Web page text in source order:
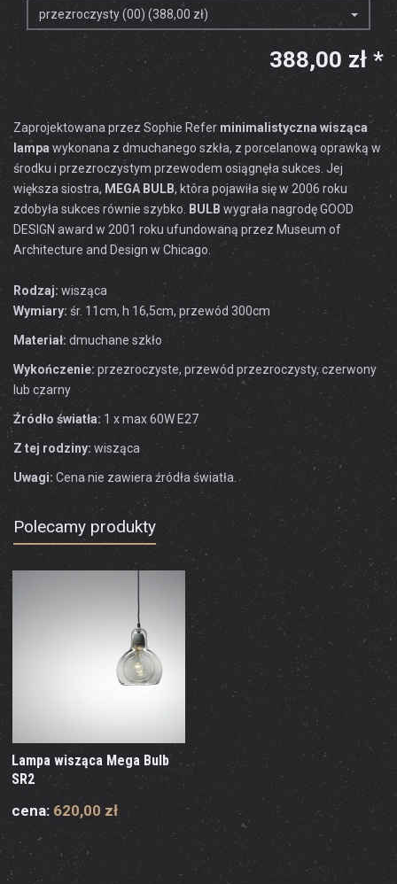
przezroczysty (00) (388,00 zł)
388,00 zł *
Zaprojektowana przez Sophie Refer minimalistyczna wisząca
lampa wykonana z dmuchanego szkła, z porcelanową oprawką w
środku i przezroczystym przewodem osiągnęła sukces. Jej
większa siostra, MEGA BULB, która pojawiła się w 2006 roku
zdobyła sukces równie szybko.
BULB wygrała nagrodę GOOD
DESIGN award w 2001 roku ufundowaną przez Museum of
Architecture and Design w Chicago.
Rodzaj: wisząca
Wymiary: śr. 11cm, h 16,5cm, przewód 300cm
Materiał: dmuchane szkło
Wykończenie: przezroczyste, przewód przezroczysty, czerwony
lub czarny
Źródło światła: 1 x max 60W E27
Z tej rodziny: wisząca
Uwagi: Cena nie zawiera źródła światła.
Polecamy produkty
Lampa wisząca Mega Bulb
SR2
cena: 620,00 zł